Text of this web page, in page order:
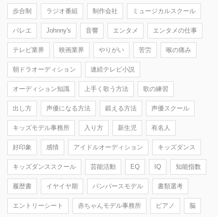
歩合制 ラジオ番組 制作会社 ミュージカルスクール
バレエ Johnny's 音響 エンタメ エンタメの仕事
テレビ業界 映画業界 やりがい 苦労 喉の痛み
朝ドラオーディション 連続テレビ小説
オーディション知識 上手く歌う方法 歌の練習
出し方 声優になる方法 鍛える方法 声優スクール
キッズモデル事務所 入り方 新生児 有名人
好印象 感情 アイドルオーディション キッズダンス
キッズダンススクール 芸能活動 EQ IQ 知能指数
履歴書 イヤイヤ期 パンパースモデル 書類選考
エントリーシート 赤ちゃんモデル事務所 ピアノ 脳